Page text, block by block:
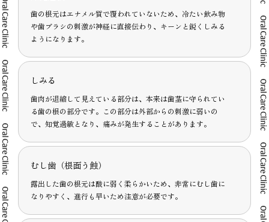
歯の根元はエナメル質で覆われていないため、冷たい飲み物
や歯ブラシの刺激が神経に直接伝わり、キーンと鋭くしみる
ようになります。
しみる
歯肉が退縮して見えている部分は、本来は歯茎に守られてい
る歯の根の部分です。この部分は外部からの刺激に弱いの
で、知覚過敏となり、痛みが発生することがあります。
むし歯（根面う蝕）
露出した歯の根元は酸に弱く柔らかいため、非常にむし歯に
なりやすく、進行も早いため注意が必要です。